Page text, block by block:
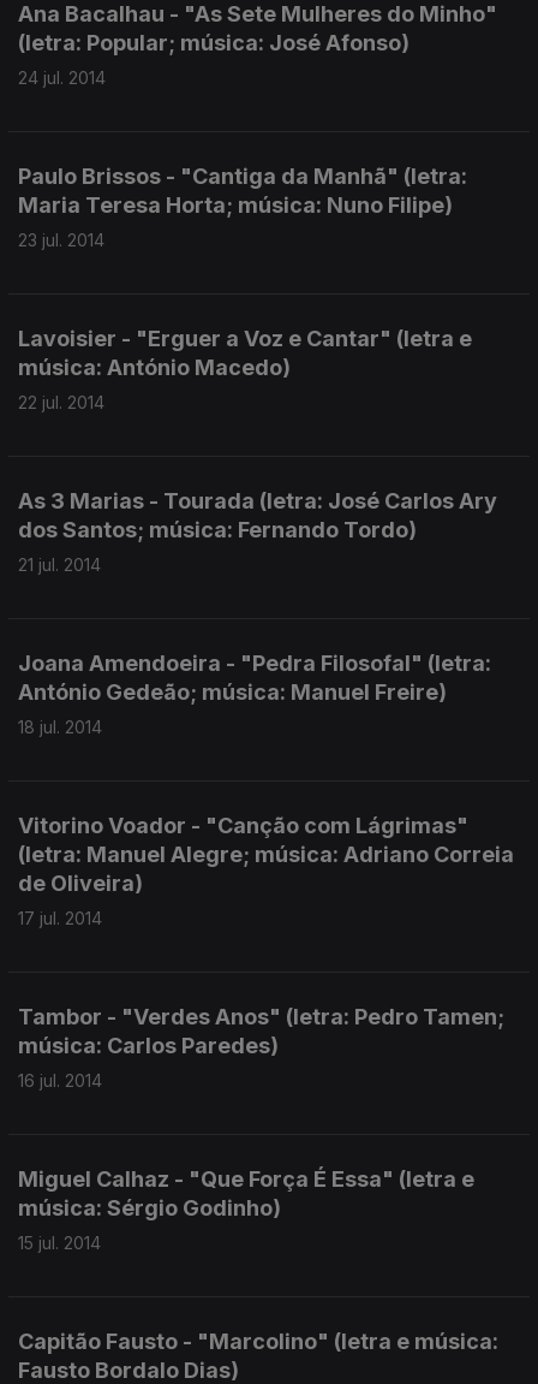
Ana Bacalhau - "As Sete Mulheres do Minho"
(letra: Popular; música: José Afonso)
24 jul. 2014
Paulo Brissos - "Cantiga da Manhã" (letra:
Maria Teresa Horta; música: Nuno Filipe)
23 jul. 2014
Lavoisier - "Erguer a Voz e Cantar" (letra e
música: António Macedo)
22 jul. 2014
As 3 Marias - Tourada (letra: José Carlos Ary
dos Santos; música: Fernando Tordo)
21 jul. 2014
Joana Amendoeira - "Pedra Filosofal" (letra:
António Gedeão; música: Manuel Freire)
18 jul. 2014
Vitorino Voador - "Canção com Lágrimas"
(letra: Manuel Alegre; música: Adriano Correia
de Oliveira)
17 jul. 2014
Tambor - "Verdes Anos" (letra: Pedro Tamen;
música: Carlos Paredes)
16 jul. 2014
Miguel Calhaz - "Que Força É Essa" (letra e
música: Sérgio Godinho)
15 jul. 2014
Capitão Fausto - "Marcolino" (letra e música:
Fausto Bordalo Dias)